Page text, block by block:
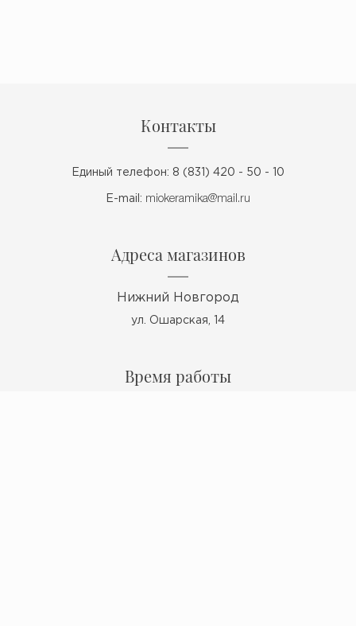
Контакты
Единый телефон: 8 (831) 420 - 50 - 10
E-mail: miokeramika@mail.ru
Адреса магазинов
Нижний Новгород
ул. Ошарская, 14
Время работы